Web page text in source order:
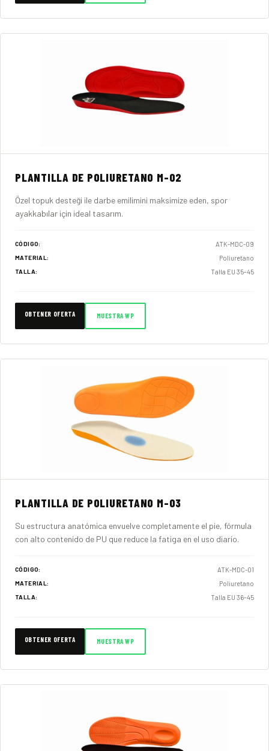
PLANTILLA DE POLIURETANO M-02
Özel topuk desteği ile darbe emilimini maksimize eden, spor
ayakkabılar için ideal tasarım.
CÓDIGO: ATK-MDC-09
MATERIAL: Poliuretano
TALLA: Talla EU 35–45
OBTENER OFERTA MUESTRA WP
PLANTILLA DE POLIURETANO M-03
Su estructura anatómica envuelve completamente el pie, fórmula
con alto contenido de PU que reduce la fatiga en el uso diario.
CÓDIGO: ATK-MDC-01
MATERIAL: Poliuretano
TALLA: Talla EU 36–45
OBTENER OFERTA MUESTRA WP